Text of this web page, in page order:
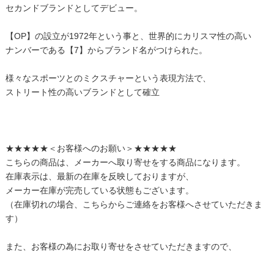
セカンドブランドとしてデビュー。
【OP】の設立が1972年という事と、世界的にカリスマ性の高い
ナンバーである【7】からブランド名がつけられた。
様々なスポーツとのミクスチャーという表現方法で、
ストリート性の高いブランドとして確立
★★★★★＜お客様へのお願い＞★★★★★
こちらの商品は、メーカーへ取り寄せをする商品になります。
在庫表示は、最新の在庫を反映しておりますが、
メーカー在庫が完売している状態もございます。
（在庫切れの場合、こちらからご連絡をお客様へさせていただきま
す）
また、お客様の為にお取り寄せをさせていただきますので、